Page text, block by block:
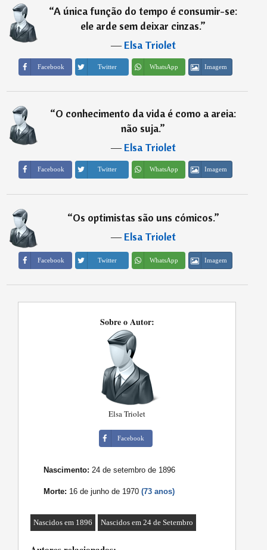
“A única função do tempo é consumir-se:
ele arde sem deixar cinzas.”
―Elsa Triolet
Facebook Twitter WhatsApp Imagem
“O conhecimento da vida é como a areia:
não suja.”
―Elsa Triolet
Facebook Twitter WhatsApp Imagem
“Os optimistas são uns cómicos.”
―Elsa Triolet
Facebook Twitter WhatsApp Imagem
Sobre o Autor:
Elsa Triolet
Facebook
Nascimento: 24 de setembro de 1896
Morte: 16 de junho de 1970(73 anos)
Nascidos em 1896 Nascidos em 24 de Setembro